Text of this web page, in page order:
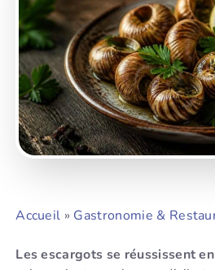
Accueil » Gastronomie &
Les escargots se réussissent